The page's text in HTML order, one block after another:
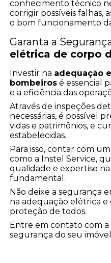
conhecimento técnico
corrigir possíveis falhas,
o bom funcionamento
Garanta a
elétrica de corpo
Investir na adequação
bombeiros é essencial
e a eficiência das
Através de inspeções
necessárias, é possível
vidas e patrimônios, e
estabelecidas.
Para isso, contar com
como a Instel Service,
qualidade e expertise
fundamental.
Não deixe a segurança
na adequação elétrica
proteção de todos.
Entre em contato com a
segurança do seu